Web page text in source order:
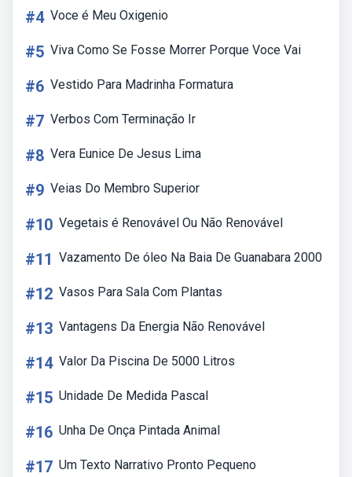
#4 Voce é Meu Oxigenio
#5 Viva Como Se Fosse Morrer Porque Voce Vai
#6 Vestido Para Madrinha Formatura
#7 Verbos Com Terminação Ir
#8 Vera Eunice De Jesus Lima
#9 Veias Do Membro Superior
#10 Vegetais é Renovável Ou Não Renovável
#11 Vazamento De óleo Na Baia De Guanabara 2000
#12 Vasos Para Sala Com Plantas
#13 Vantagens Da Energia Não Renovável
#14 Valor Da Piscina De 5000 Litros
#15 Unidade De Medida Pascal
#16 Unha De Onça Pintada Animal
#17 Um Texto Narrativo Pronto Pequeno